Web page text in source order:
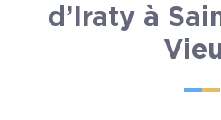
d’Iraty à